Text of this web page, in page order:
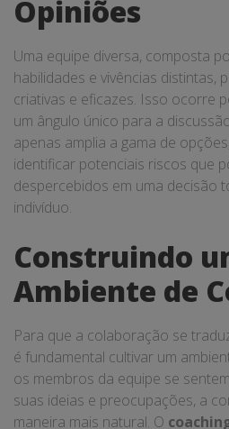
Opiniões
Uma equipe diversa, composta
habilidades e vivências distintas,
criativas e eficazes. Isso ocorre
um ângulo único para a
apenas amplia a gama de
identificar potenciais riscos que
despercebidos em uma decisão
indivíduo.
Construindo
Ambiente de
Para que a colaboração se
é fundamental cultivar um
os membros da equipe se
suas ideias e preocupações, a
maneira mais natural. O